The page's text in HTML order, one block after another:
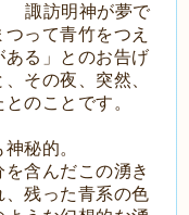
諏訪明神が夢で
って青竹をつえ
る」とのお告げ
その夜、突然、
のことです。
秘的。
含んだこの湧き
残った青系の色